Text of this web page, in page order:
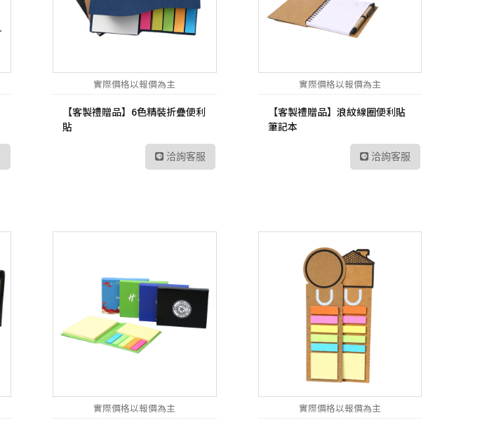
實際價格以報價為主
【客製禮贈品】6色精裝折疊便利
貼
洽詢客服
實際價格以報價為主
【客製禮贈品】浪紋線圈 便利貼
筆記本
洽詢客服
實際價格以報價為主 實際價格以報價為主